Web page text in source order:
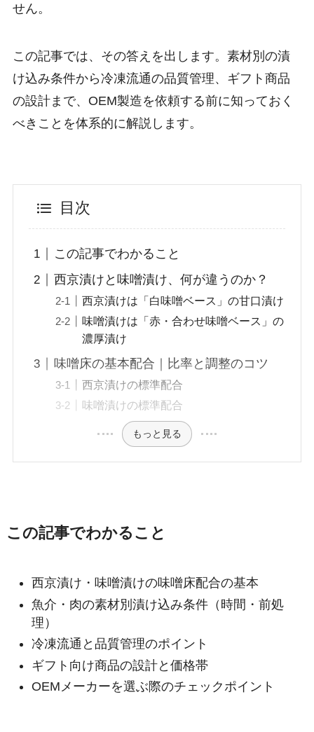
せん。
この記事では、その答えを出します。素材別の漬
け込み条件から冷凍流通の品質管理、ギフト商品
の設計まで、OEM製造を依頼する前に知っておく
べきことを体系的に解説します。
目次
この記事でわかること
西京漬けと味噌漬け、何が違うのか？
西京漬けは「白味噌ベース」の甘口漬け
味噌漬けは「赤・合わせ味噌ベース」の
濃厚漬け
味噌床の基本配合｜比率と調整のコツ
西京漬けの標準配合
味噌漬けの標準配合
もっと見る
この記事でわかること
西京漬け・味噌漬けの味噌床配合の基本
魚介・肉の素材別漬け込み条件（時間・前処
理）
冷凍流通と品質管理のポイント
ギフト向け商品の設計と価格帯
OEMメーカーを選ぶ際のチェックポイント